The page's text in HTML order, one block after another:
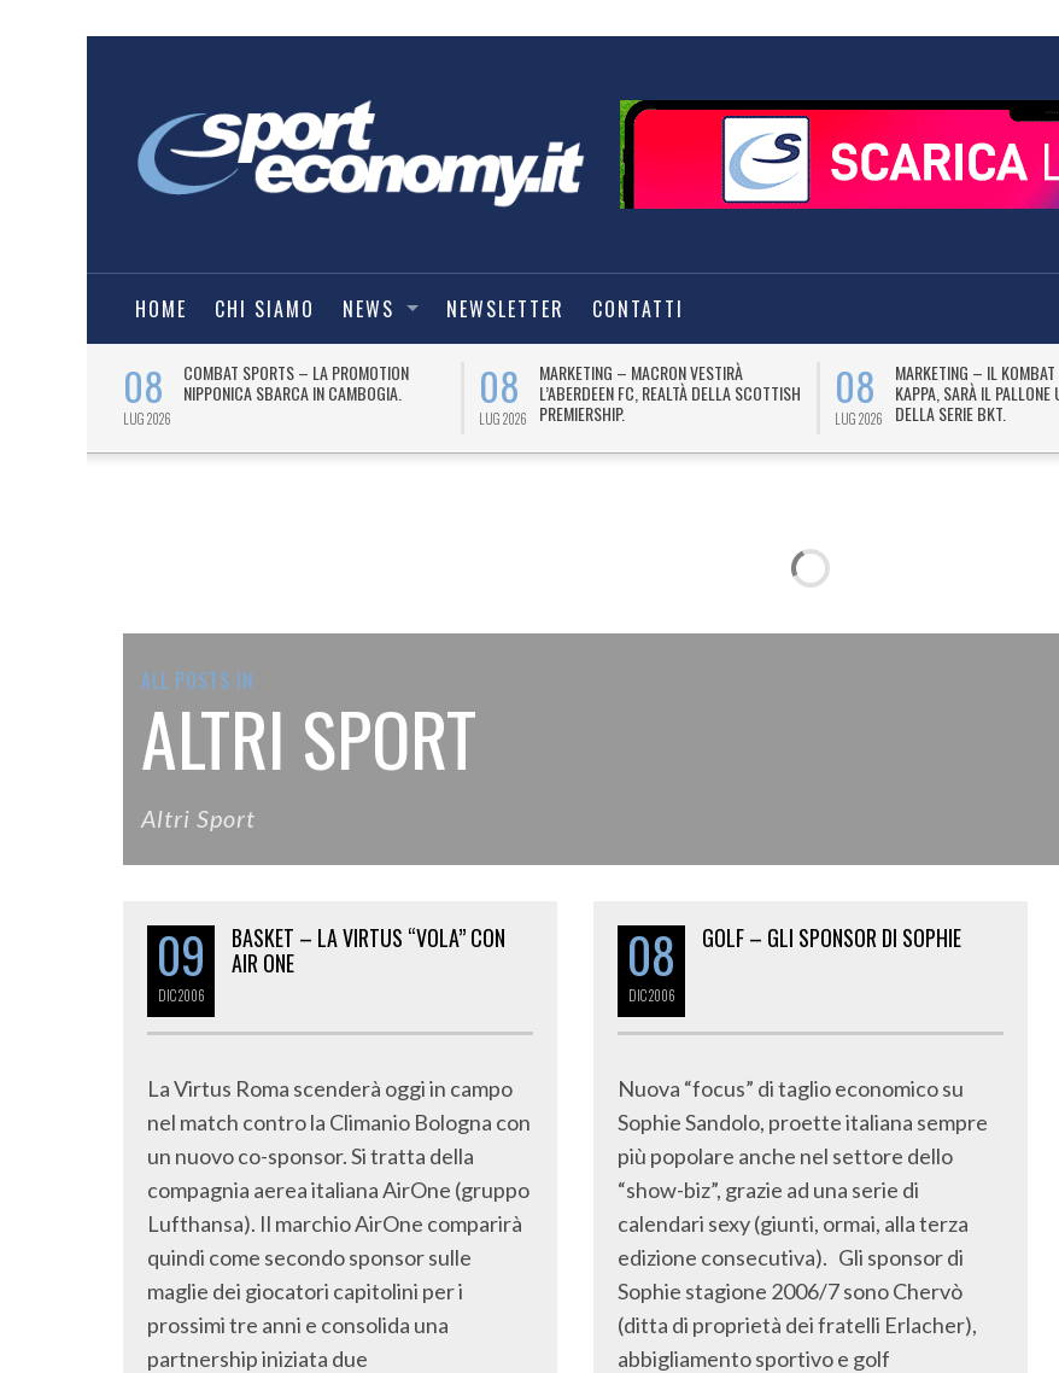
HOME CHI SIAMO NEWS NEWSLETTER CONTATTI
08
LUG 2026
COMBAT SPORTS – LA PROMOTION
NIPPONICA SBARCA IN CAMBOGIA.
08
LUG 2026
MARKETING – MACRON VESTIRÀ
L’ABERDEEN FC, REALTÀ DELLA SCOTTISH
PREMIERSHIP.
08
LUG 2026
MARKETING – IL
KAPPA, SARÀ IL PALLONE
DELLA SERIE BKT.
ALL POSTS IN
ALTRI SPORT
Altri Sport
09
DIC2006
BASKET – LA VIRTUS “VOLA” CON
AIR ONE
La Virtus Roma scenderà oggi in campo
nel match contro la Climanio Bologna con
un nuovo co-sponsor. Si tratta della
compagnia aerea italiana AirOne (gruppo
Lufthansa). Il marchio AirOne comparirà
quindi come secondo sponsor sulle
maglie dei giocatori capitolini per i
prossimi tre anni e consolida una
partnership iniziata due
08
DIC2006
GOLF – GLI SPONSOR DI SOPHIE
Nuova “focus” di taglio economico su
Sophie Sandolo, proette italiana sempre
più popolare anche nel settore dello
“show-biz”, grazie ad una serie di
calendari sexy (giunti, ormai, alla terza
edizione consecutiva). Gli sponsor di
Sophie stagione 2006/7 sono Chervò
(ditta di proprietà dei fratelli Erlacher),
abbigliamento sportivo e golf